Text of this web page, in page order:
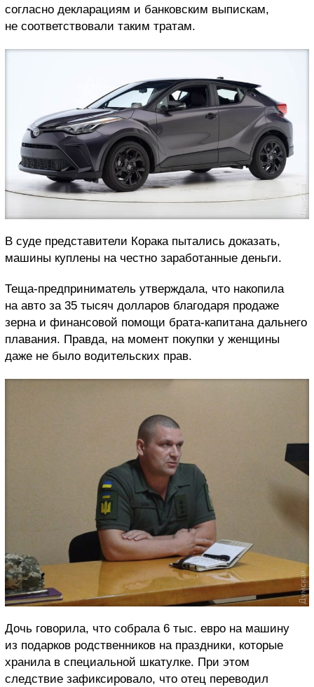
согласно декларациям и банковским выпискам,
не соответствовали таким тратам.
В суде представители Корака пытались доказать,
машины куплены на честно заработанные деньги.
Теща-предприниматель утверждала, что накопила
на авто за 35 тысяч долларов благодаря продаже
зерна и финансовой помощи брата-капитана дальнего
плавания. Правда, на момент покупки у женщины
даже не было водительских прав.
Дочь говорила, что собрала 6 тыс. евро на машину
из подарков родственников на праздники, которые
хранила в специальной шкатулке. При этом
следствие зафиксировало, что отец переводил